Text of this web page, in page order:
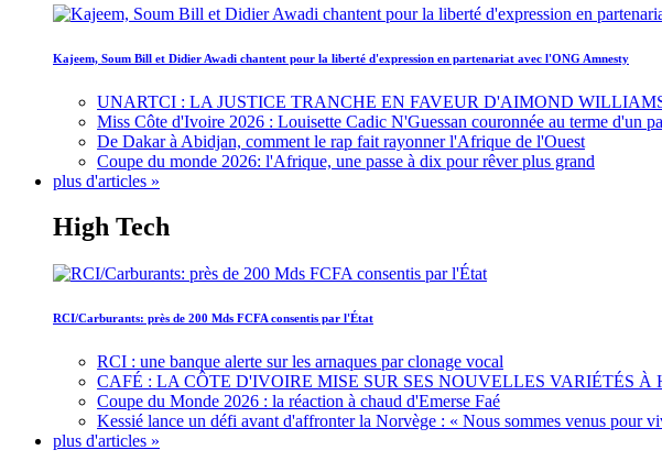
Kajeem, Soum Bill et Didier Awadi chantent pour la liberté d'expression en partenariat avec l'ONG Amnesty
UNARTCI : LA JUSTICE TRANCHE EN FAVEUR D'AIMOND
Miss Côte d'Ivoire 2026 : Louisette Cadic N'Guessan couronnée au terme d'un
De Dakar à Abidjan, comment le rap fait rayonner l'Afrique de l'Ouest
Coupe du monde 2026: l'Afrique, une passe à dix pour rêver plus grand
plus d'articles »
High Tech
RCI/Carburants: près de 200 Mds FCFA consentis par l'État
RCI : une banque alerte sur les arnaques par clonage vocal
CAFÉ : LA CÔTE D'IVOIRE MISE SUR SES NOUVELLES VARIÉTÉS
Coupe du Monde 2026 : la réaction à chaud d'Emerse Faé
Kessié lance un défi avant d'affronter la Norvège : « Nous sommes venus pour
plus d'articles »